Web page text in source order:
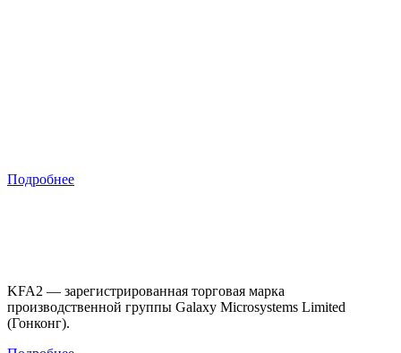
Подробнее
KFA2 — зарегистрированная торговая марка
производственной группы Galaxy Microsystems Limited
(Гонконг).